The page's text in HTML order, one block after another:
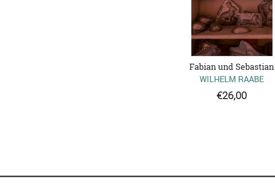
Fabian und Sebastian
WILHELM RAABE
€26,00